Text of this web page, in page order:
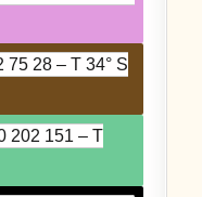
75 28 – T 34° S
202 151 – T